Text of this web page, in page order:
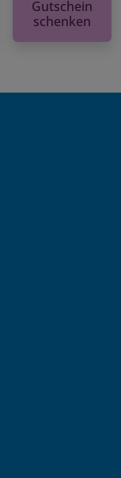
Gutschein
schenken